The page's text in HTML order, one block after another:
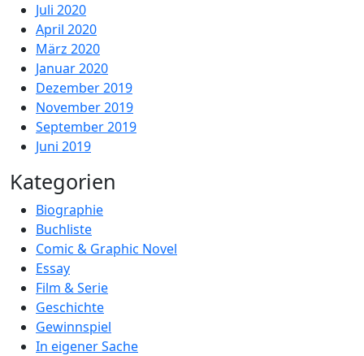
Juli 2020
April 2020
März 2020
Januar 2020
Dezember 2019
November 2019
September 2019
Juni 2019
Kategorien
Biographie
Buchliste
Comic & Graphic Novel
Essay
Film & Serie
Geschichte
Gewinnspiel
In eigener Sache